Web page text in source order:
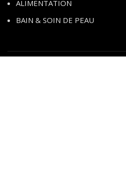
ALIMENTATION
BAIN & SOIN DE PEAU